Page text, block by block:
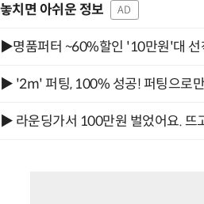
놓치면 아쉬운 정보 AD
▶명품퍼터 ~60%할인 '10만원'대 선
▶ '2m' 퍼팅, 100% 성공! 퍼팅으로
▶ 라운딩가서 100만원 벌었어요. 뜨